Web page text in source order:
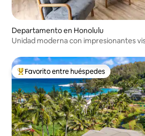
Departamento en Honolulu
Unidad moderna con impresionantes
Favorito entre los huéspedes más
Favorito entre huéspedes